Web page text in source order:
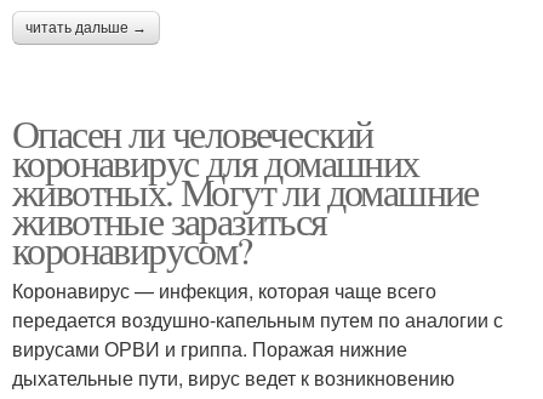
читать дальше →
Опасен ли человеческий
коронавирус для домашних
животных. Могут ли домашние
животные заразиться
коронавирусом?
Коронавирус — инфекция, которая чаще всего
передается воздушно-капельным путем по аналогии с
вирусами ОРВИ и гриппа. Поражая нижние
дыхательные пути, вирус ведет к возникновению